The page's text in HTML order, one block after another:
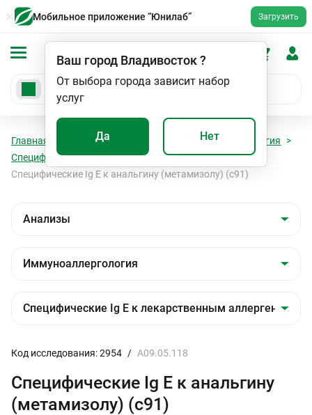
Мобильное приложение “Юнилаб” Загрузить
Ваш город Владивосток?
От выбора города зависит набор
услуг
Да Нет
Главная Анализы
Иммуноаллергология
Специфические Ig E к лекарственным аллергенам
Специфические Ig E к анальгину (метамизолу) (с91)
Код исследования: 2954 / A09.05.118
Специфические Ig E к анальгину
(метамизолу) (с91)